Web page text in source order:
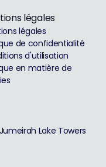
légales
légales
de confidentialité
d'utilisation
en matière de
Lake Towers